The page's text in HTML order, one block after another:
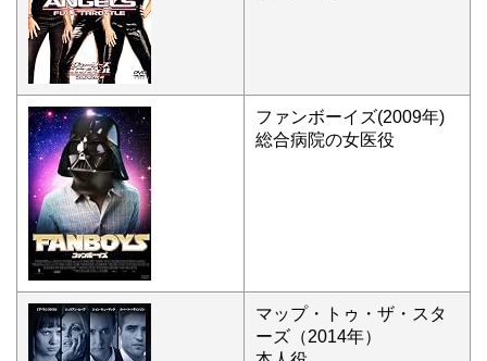
ファンボーイズ(2009年)
総合病院の女医役
マップ・トゥ・ザ・スタ
ーズ（2014年）